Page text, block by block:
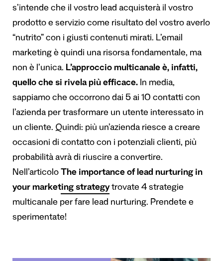
s’intende che il vostro lead acquisterà il vostro
prodotto e servizio come risultato del vostro averlo
“nutrito” con i giusti contenuti mirati. L’email
marketing è quindi una risorsa fondamentale, ma
non è l’unica. L’approccio multicanale è, infatti,
quello che si rivela più efficace. In media,
sappiamo che occorrono dai 5 ai 10 contatti con
l’azienda per trasformare un utente interessato in
un cliente. Quindi: più un’azienda riesce a creare
occasioni di contatto con i potenziali clienti, più
probabilità avrà di riuscire a convertire.
Nell’articolo The importance of lead nurturing in
your marketing strategytrovate 4 strategie
multicanale per fare lead nurturing. Prendete e
sperimentate!